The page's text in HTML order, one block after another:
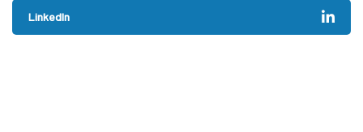
LinkedIn